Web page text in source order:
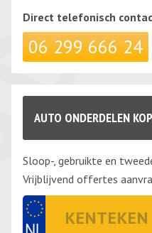
Direct telefonisch
06 299 666 24
AUTO ONDERDELEN
Sloop-, gebruikte en
Vrijblijvend offertes